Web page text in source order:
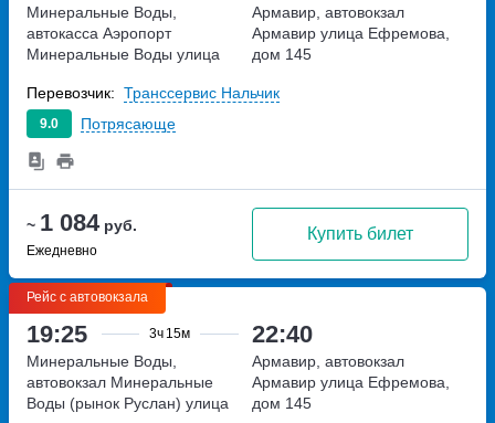
~ 1 084руб.
Ежедневно
Купить билет
Минеральные Воды,
автокасса Аэропорт
Минеральные Воды улица
Армавир, автовокзал
Армавир улица Ефремова,
дом 145
9.0 Потрясающе
Перевозчик: Транссервис Нальчик
Рейс с автовокзала
19:25 3ч 15м 22:40
Минеральные Воды,
автовокзал Минеральные
Воды (рынок Руслан) улица
Армавир, автовокзал
Армавир улица Ефремова,
дом 145